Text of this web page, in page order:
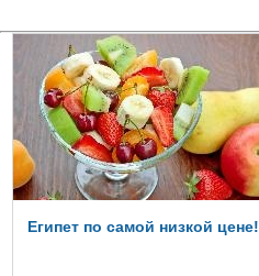
Египет по самой низкой цене!